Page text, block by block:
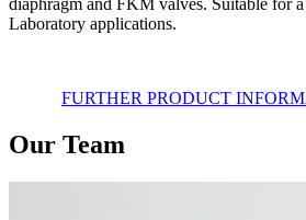
diaphragm and FKM valves. Suitable for
Laboratory applications.
FURTHER PRODUCT
Our Team